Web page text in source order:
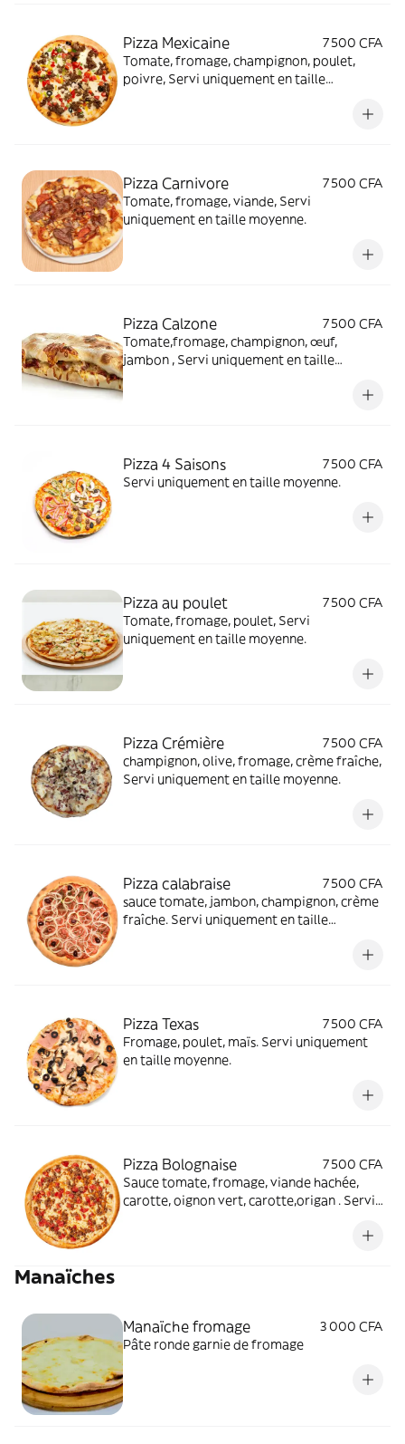
Pizza Mexicaine
7 500 CFA
Tomate, fromage, champignon, poulet,
poivre, Servi uniquement en taille
Pizza Carnivore
7 500 CFA
Tomate, fromage, viande, Servi
uniquement en taille moyenne.
Pizza Calzone
7 500 CFA
Tomate,fromage, champignon, œuf,
jambon , Servi uniquement en taille
Pizza 4 Saisons
7 500 CFA
Servi uniquement en taille moyenne.
Pizza au poulet
7 500 CFA
Tomate, fromage, poulet, Servi
uniquement en taille moyenne.
Pizza Crémière
7 500 CFA
champignon, olive, fromage, crème fraîche,
Servi uniquement en taille moyenne.
Pizza calabraise
7 500 CFA
sauce tomate, jambon, champignon, crème
fraîche. Servi uniquement en taille
Pizza Texas
7 500 CFA
Fromage, poulet, maïs. Servi uniquement
en taille moyenne.
Pizza Bolognaise
7 500 CFA
Sauce tomate, fromage, viande hachée,
carotte, oignon vert, carotte,origan . Servi
Manaïches
Manaïche fromage
3 000 CFA
Pâte ronde garnie de fromage